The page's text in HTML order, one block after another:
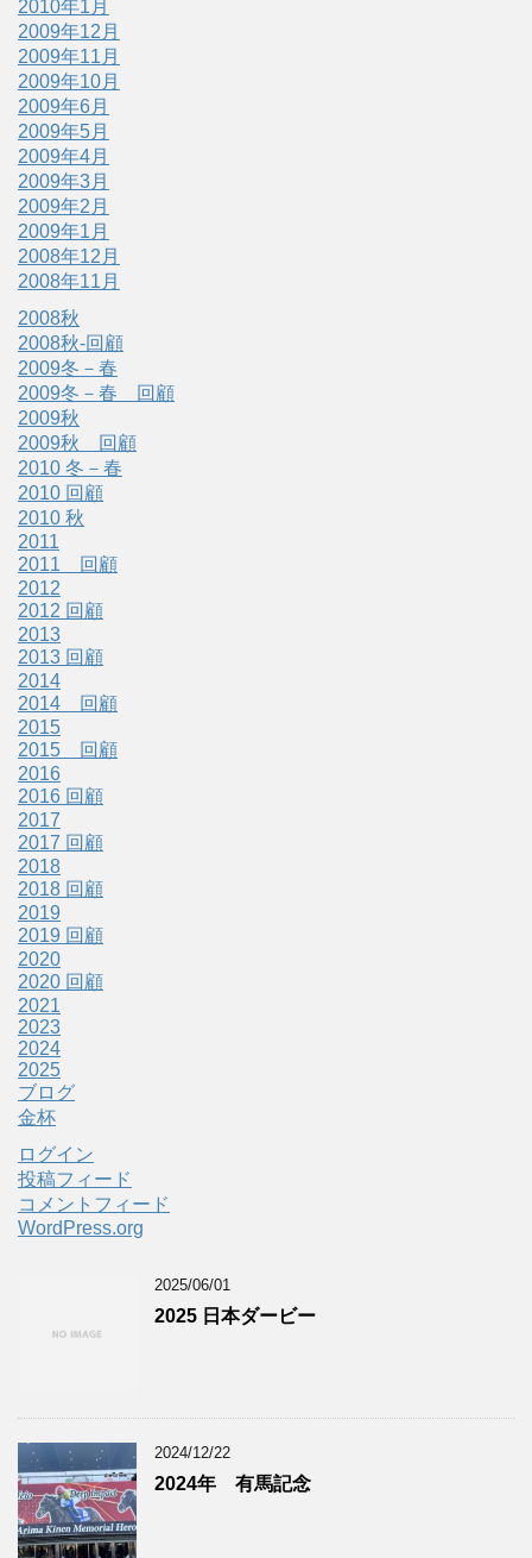
2010年1月
2009年12月
2009年11月
2009年10月
2009年6月
2009年5月
2009年4月
2009年3月
2009年2月
2009年1月
2008年12月
2008年11月
2008秋
2008秋-回顧
2009冬－春
2009冬－春 回顧
2009秋
2009秋 回顧
2010 冬－春
2010 回顧
2010 秋
2011
2011 回顧
2012
2012 回顧
2013
2013 回顧
2014
2014 回顧
2015
2015 回顧
2016
2016 回顧
2017
2017 回顧
2018
2018 回顧
2019
2019 回顧
2020
2020 回顧
2021
2023
2024
2025
ブログ
金杯
ログイン
投稿フィード
コメントフィード
WordPress.org
2025/06/01
2025 日本ダービー
2024/12/22
2024年 有馬記念